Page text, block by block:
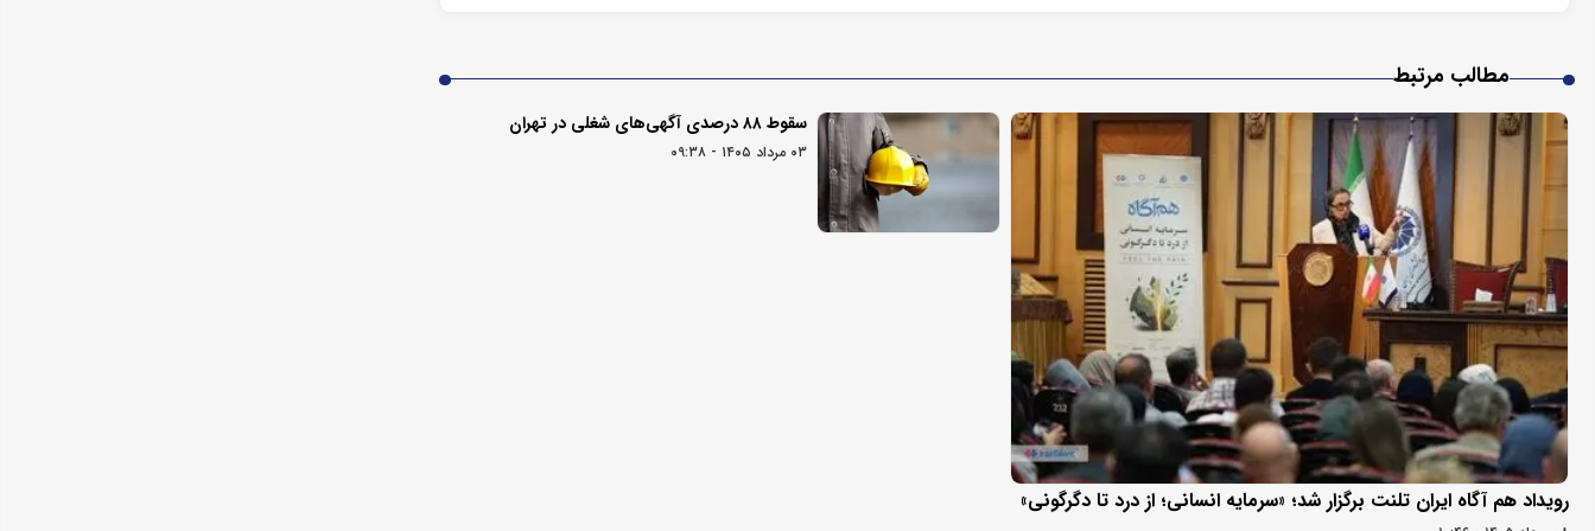
مطالب مرتبط
رویداد هم آگاه ایران تلنت برگزار شد؛ «سرمایه انسانی؛ از درد تا دگرگونی»
سقوط ۸۸ درصدی آگهی‌های شغلی در تهران
۰۳ مرداد ۱۴۰۵ - ۰۹:۳۸